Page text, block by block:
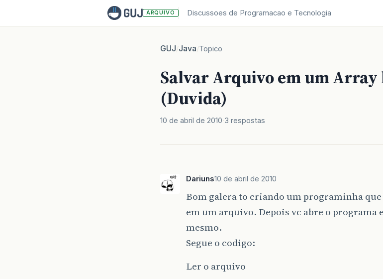
ARQUIVO Discussoes de Programacao e Tecnologia
GUJ/Java/Topico
Salvar Arquivo em um
(Duvida)
10 de abril de 2010 3 respostas
Dariuns10 de abril de 2010
Bom galera to criando um programinha que
em um arquivo. Depois vc abre o programa
mesmo.
Segue o codigo:
Ler o arquivo